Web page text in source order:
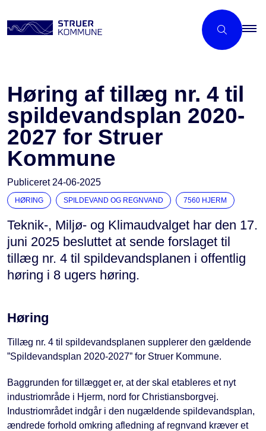
Høring af tillæg nr. 4 til
spildevandsplan 2020-
2027 for Struer
Kommune
Publiceret 24-06-2025
HØRING SPILDEVAND OG REGNVAND 7560 HJERM
Teknik-, Miljø- og Klimaudvalget har den 17.
juni 2025 besluttet at sende forslaget til
tillæg nr. 4 til spildevandsplanen i offentlig
høring i 8 ugers høring.
Høring
Tillæg nr. 4 til spildevandsplanen supplerer den gældende
”Spildevandsplan 2020-2027” for Struer Kommune.
Baggrunden for tillægget er, at der skal etableres et nyt
industriområde i Hjerm, nord for Christiansborgvej.
Industriområdet indgår i den nugældende spildevandsplan,
ændrede forhold omkring afledning af regnvand kræver et